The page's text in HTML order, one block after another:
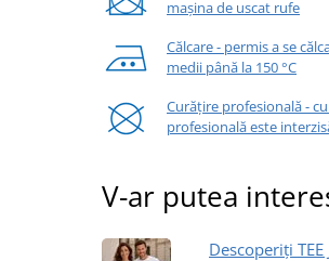
mașina de uscat rufe
Călcare - permis a se
medii până la 150 °C
Curățire profesională -
profesională este
V-ar putea
Descoperiți TEE